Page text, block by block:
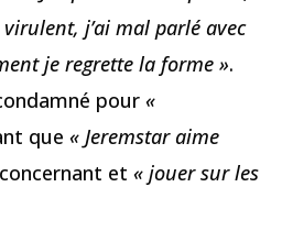
virulent, j’ai mal parlé avec
je regrette la forme ».
pour «
que « Jeremstar aime
et « jouer sur les